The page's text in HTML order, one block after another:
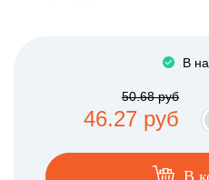
В
50.68 руб
46.27 руб
В